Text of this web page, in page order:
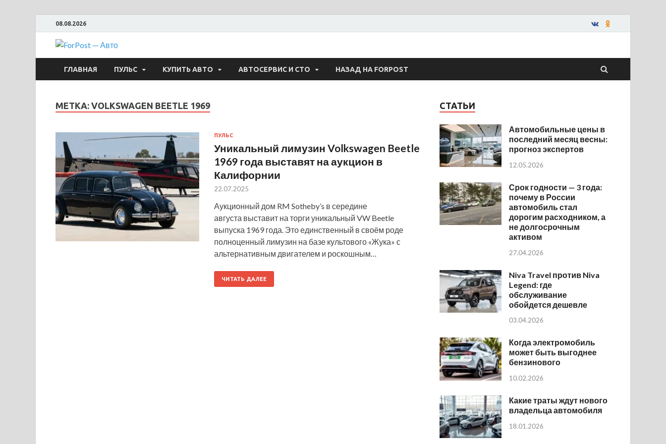
08.08.2026
ForPost — Авто
ГЛАВНАЯ ПУЛЬС КУПИТЬ АВТО АВТОСЕРВИС И СТО НАЗАД НА FORPOST
МЕТКА: VOLKSWAGEN BEETLE 1969
ПУЛЬС
Уникальный лимузин Volkswagen Beetle
1969 года выставят на аукцион в
Калифорнии
22.07.2025
Аукционный дом RM Sotheby’s в середине
августа выставит на торги уникальный VW Beetle
выпуска 1969 года. Это единственный в своём роде
полноценный лимузин на базе культового «Жука» с
альтернативным двигателем и роскошным…
ЧИТАТЬ ДАЛЕЕ
СТАТЬИ
Автомобильные цены в
последний месяц весны:
прогноз экспертов
12.05.2026
Срок годности — 3 года:
почему в России
автомобиль стал
дорогим расходником, а
не долгосрочным
активом
27.04.2026
Niva Travel против Niva
Legend: где
обслуживание
обойдется дешевле
03.04.2026
Когда электромобиль
может быть выгоднее
бензинового
10.02.2026
Какие траты ждут нового
владельца автомобиля
18.01.2026